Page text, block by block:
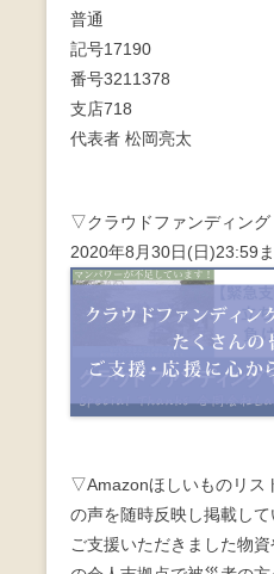
普通
記号17190
番号3211378
支店718
代表者 松岡亮太
▽クラウドファンディング
2020年8月30日(日)23:59
▽Amazonほしいものリス
の声を随時反映し掲載して
ご支援いただきました物